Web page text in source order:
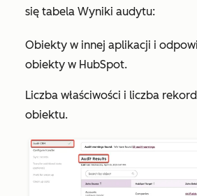
się tabela Wyniki audytu:
Obiekty w innej aplikacji i
obiekty w HubSpot.
Liczba właściwości i liczba
obiektu.